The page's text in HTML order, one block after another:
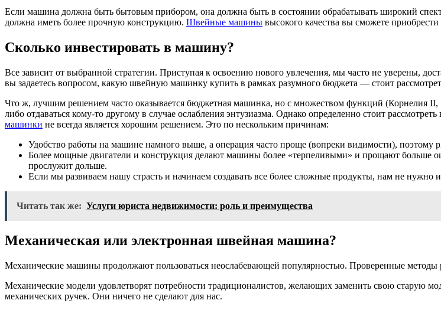
Если машина должна быть бытовым прибором, она должна быть в состоянии обрабатывать широкий
должна иметь более прочную конструкцию. Швейные машины высокого качества вы сможете
Сколько инвестировать в машину?
Все зависит от выбранной стратегии. Приступая к освоению нового увлечения, мы часто не уверены,
вы задаетесь вопросом, какую швейную машинку купить в рамках разумного бюджета — стоит
Что ж, лучшим решением часто оказывается бюджетная машинка, но с множеством функций (Корнелия II,
либо отдаваться кому-то другому в случае ослабления энтузиазма. Однако определенно стоит
машинки не всегда является хорошим решением. Это по нескольким причинам:
Удобство работы на машине намного выше, а операция часто проще (вопреки видимости), поэтому
Более мощные двигатели и конструкция делают машины более «терпеливыми» и прощают
прослужит дольше.
Если мы развиваем нашу страсть и начинаем создавать все более сложные продукты, нам не нужно
Читать так же: Услуги юриста недвижимости: роль и преимущества
Механическая или электронная швейная машина?
Механические машины продолжают пользоваться неослабевающей популярностью. Проверенные
Механические модели удовлетворят потребности традиционалистов, желающих заменить свою старую
механических ручек. Они ничего не сделают для нас.